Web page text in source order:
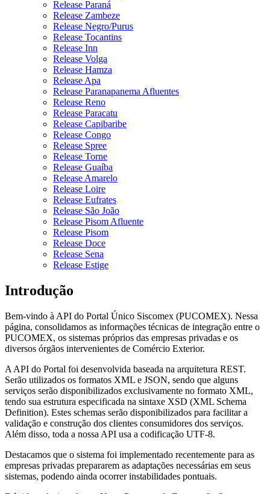
Release Paraná
Release Zambeze
Release Negro/Purus
Release Tocantins
Release Inn
Release Volga
Release Hamza
Release Apa
Release Paranapanema Afluentes
Release Reno
Release Paracatu
Release Capibaribe
Release Congo
Release Spree
Release Torne
Release Guaíba
Release Amarelo
Release Loire
Release Eufrates
Release São João
Release Pisom Afluente
Release Pisom
Release Doce
Release Sena
Release Estige
Introdução
Bem-vindo à API do Portal Único Siscomex (PUCOMEX). Nessa
página, consolidamos as informações técnicas de integração entre o
PUCOMEX, os sistemas próprios das empresas privadas e os
diversos órgãos intervenientes de Comércio Exterior.
A API do Portal foi desenvolvida baseada na arquitetura REST.
Serão utilizados os formatos XML e JSON, sendo que alguns
serviços serão disponibilizados exclusivamente no formato XML,
tendo sua estrutura especificada na sintaxe XSD (XML Schema
Definition). Estes schemas serão disponibilizados para facilitar a
validação e construção dos clientes consumidores dos serviços.
Além disso, toda a nossa API usa a codificação UTF-8.
Destacamos que o sistema foi implementado recentemente para as
empresas privadas prepararem as adaptações necessárias em seus
sistemas, podendo ainda ocorrer instabilidades pontuais.